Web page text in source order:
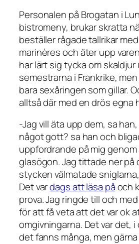
Personalen på Brogatan i
bistromeny, brukar skratta
beställer rågade tallrikar
marinères och äter upp
har lärt sig tycka om skaldjur
semestrarna i Frankrike,
bara sexåringen som gillar.
alltså där med en drös egna
-Jag vill äta upp dem, sa
något gott? sa han och
uppfordrande på mig
glasögon. Jag tittade ner på
stycken välmatade
Det vardags att läsa påoch
prova. Jag ringde till och
för att få veta att det var ok
omgivningarna. Det var det,
det fanns många, men